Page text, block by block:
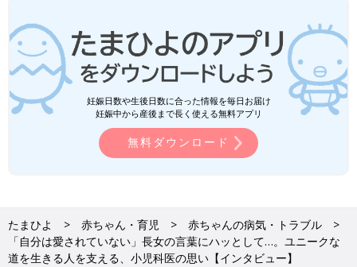
妊娠日数や生後日数に合った情報を毎日お届け
妊娠中から産後まで長く使える無料アプリ
無料ダウンロード
たまひよ 赤ちゃん・育児
赤ちゃんの病気・トラブル
「自分は愛されていない」長女の言葉にハッとして…。ユニークな
道を生きる人を支える、小児科医の思い【インタビュー】